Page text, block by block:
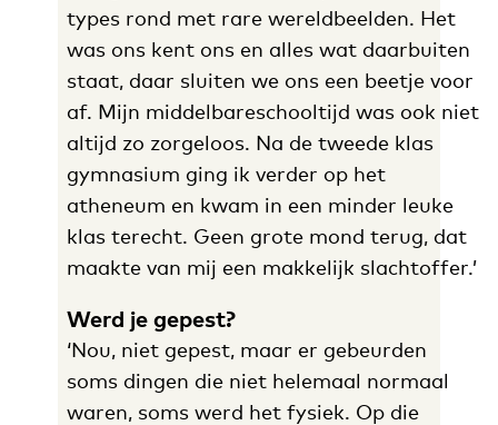
types rond met rare wereldbeelden. Het
was ons kent ons en alles wat daarbuiten
staat, daar sluiten we ons een beetje voor
af. Mijn middelbareschooltijd was ook niet
altijd zo zorgeloos. Na de tweede klas
gymnasium ging ik verder op het
atheneum en kwam in een minder leuke
klas terecht. Geen grote mond terug, dat
maakte van mij een makkelijk slachtoffer.’
Werd je gepest?
‘Nou, niet gepest, maar er gebeurden
soms dingen die niet helemaal normaal
waren, soms werd het fysiek. Op die